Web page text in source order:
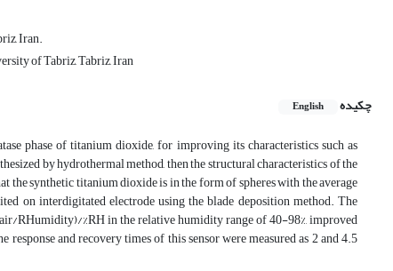
Iran.
of Tabriz, Tabriz, Iran
چکیده
English
phase of titanium dioxide, for improving its characteristics such as
by hydrothermal method, then the structural characteristics of the
the synthetic titanium dioxide is in the form of spheres with the average
on interdigitated electrode using the blade deposition method. The
RHumidity)/%RH in the relative humidity range of 40-98%, improved
response and recovery times of this sensor were measured as 2 and 4.5